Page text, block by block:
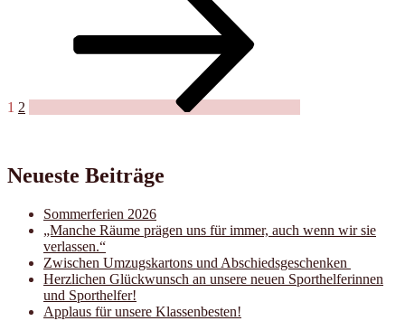
Beiträge
1 2
Neueste Beiträge
Sommerferien 2026
„Manche Räume prägen uns für immer, auch wenn wir sie
verlassen.“
Zwischen Umzugskartons und Abschiedsgeschenken
Herzlichen Glückwunsch an unsere neuen Sporthelferinnen
und Sporthelfer!
Applaus für unsere Klassenbesten!